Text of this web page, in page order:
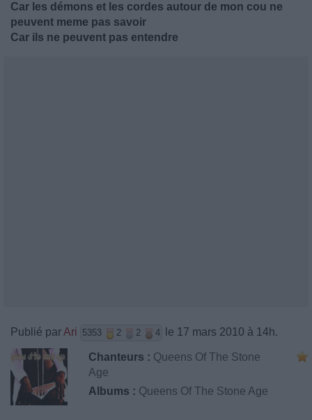
Car les démons et les cordes autour de mon cou ne
peuvent meme pas savoir
Car ils ne peuvent pas entendre
Publié parAri 5353 2 2 4 le 17 mars 2010 à 14h.
Chanteurs : Queens Of The Stone
Age
Albums : Queens Of The Stone Age